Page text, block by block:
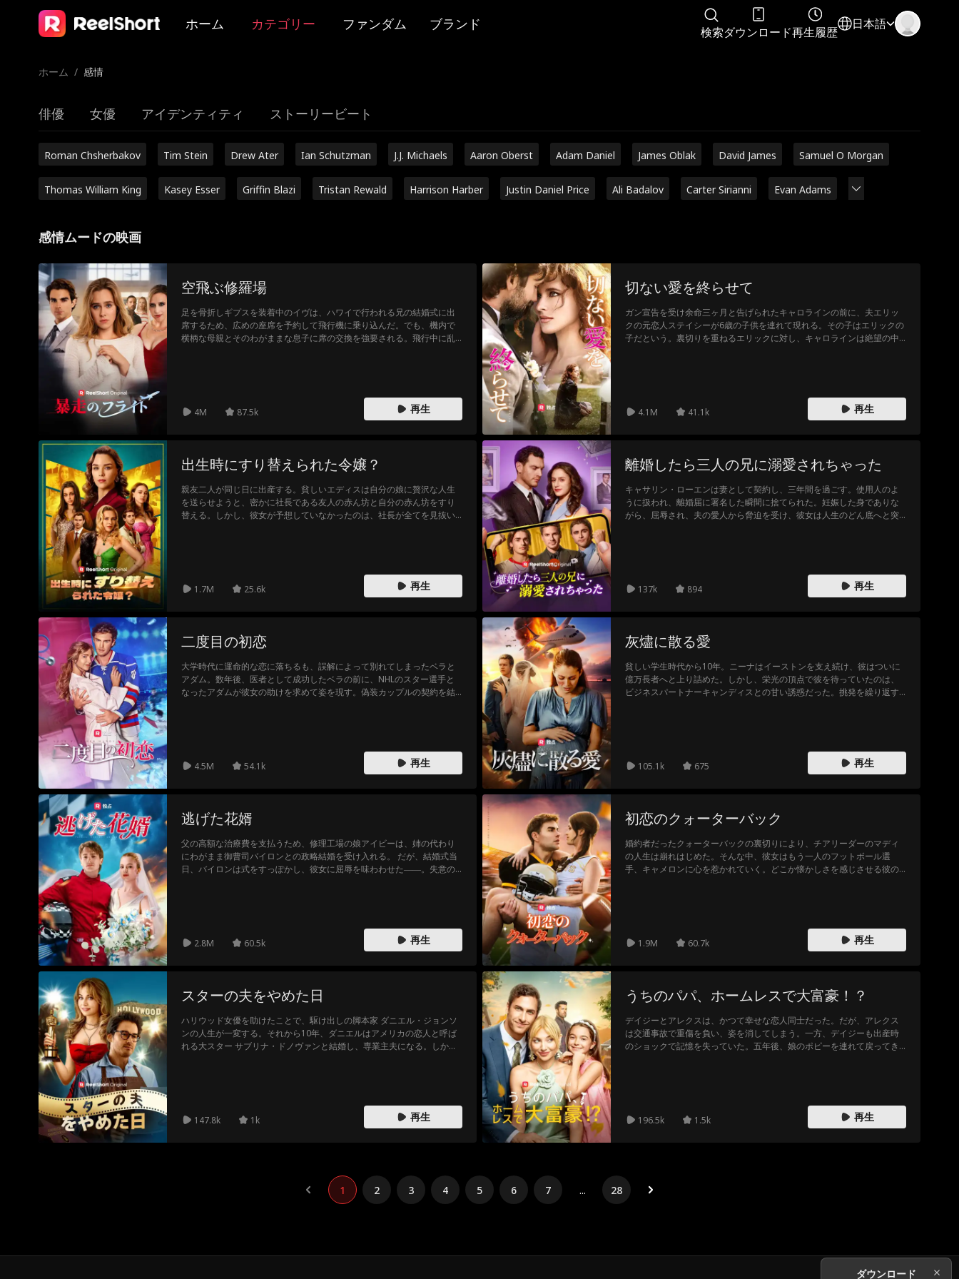
ホーム カテゴリー ファンダム ブランド
検索ダウンロード再生履歴
日本語
ホーム / 感情
俳優 女優 アイデンティティ ストーリービート
Roman Chsherbakov Tim Stein Drew Ater Ian Schutzman J.J. Michaels Aaron Oberst Adam Daniel James Oblak David James Samuel O Morgan
Thomas William King Kasey Esser Griffin Blazi Tristan Rewald Harrison Harber Justin Daniel Price Ali Badalov Carter Sirianni Evan Adams
感情ムードの映画
空飛ぶ修羅場
足を骨折しギプスを装着中のイヴは、ハワイで行われる兄の結婚式に出
席するため、広めの座席を予約して飛行機に乗り込んだ。でも、機内で
横柄な母親とそのわがままな息子に席の交換を強要される。飛行中に乱
婚式は中止となり、クララは航空機内での暴行罪で逮捕される羽目にな
った。
4M 87.5k 再生
切ない愛を終らせて
ガン宣告を受け余命三ヶ月と告げられたキャロラインの前に、夫エリッ
クの元恋人ステイシーが6歳の子供を連れて現れる。その子はエリックの
子だという。裏切りを重ねるエリックに対し、キャロラインは絶望の中
4.1M
41.1k 再生
出生時にすり替えられた令嬢？
親友二人が同じ日に出産する。貧しいエディスは自分の娘に贅沢な人生
を送らせようと、密かに社長である友人の赤ん坊と自分の赤ん坊をすり
替える。しかし、彼女が予想していなかったのは、社長が全てを見抜い
1.7M 25.6k 再生
離婚したら三人の兄に溺愛されちゃった
キャサリン・ローエンは妻として契約し、三年間を過ごす。使用人のよ
うに扱われ、離婚届に署名した瞬間に捨てられた。妊娠した身でありな
がら、屈辱され、夫の愛人から脅迫を受け、彼女は人生のどん底へと突
137k 894 再生
二度目の初恋
大学時代に運命的な恋に落ちるも、誤解によって別れてしまったベラと
アダム。数年後、医者として成功したベラの前に、NHLのスター選手と
なったアダムが彼女の助けを求めて姿を現す。偽装カップルの契約を結
4.5M 54.1k 再生
灰燼に散る愛
貧しい学生時代から10年。ニーナはイーストンを支え続け、彼はついに
億万長者へと上り詰めた。しかし、栄光の頂点で彼を待っていたのは、
ビジネスパートナーキャンディスとの甘い誘惑だった。挑発を繰り返す
105.1k
675 再生
逃げた花婿
父の高額な治療費を支払うため、修理工場の娘アイビーは、姉の代わり
にわがまま御曹司バイロンとの政略結婚を受け入れる。 だが、結婚式当
日、バイロンは式をすっぽかし、彼女に屈辱を味わわせた――。失意の
2.8M 60.5k 再生
初恋のクォーターバック
婚約者だったクォーターバックの裏切りにより、チアリーダーのマディ
の人生は崩れはじめた。そんな中、彼女はもう一人のフットボール選
手、キャメロンに心を惹かれていく。どこか懐かしさを感じさせる彼の
1.9M
60.7k 再生
スターの夫をやめた日
ハリウッド女優を助けたことで、駆け出しの脚本家 ダニエル・ジョンソ
ンの人生が一変する。それから10年、ダニエルはアメリカの恋人と呼ば
れる大スター サブリナ・ドノヴァンと結婚し、専業主夫になる。しかし
147.8k
1k 再生
うちのパパ、ホームレスで大富豪！？
デイジーとアレクスは、かつて幸せな恋人同士だった。だが、アレクス
は交通事故で重傷を負い、姿を消してしまう。一方、デイジーも出産時
のショックで記憶を失っていた。五年後、娘のポピーを連れて戻ってき
196.5k
1.5k 再生
1 2 3 4 5 6 7 ... 28
ダウンロード